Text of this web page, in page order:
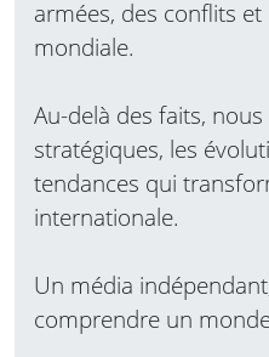
armées, des conflits
mondiale.
Au-delà des faits,
stratégiques, les
tendances qui
internationale.
Un média
comprendre un